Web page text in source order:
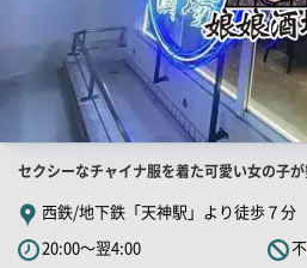
店
舗
PR
キ
セクシーなチャイナ服を着た可愛い女の子
西鉄/地下鉄「天神駅」より徒歩７分
20:00～翌4:00